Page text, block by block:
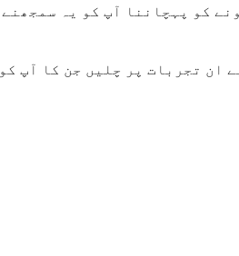
کو پہچاننا آپ کو یہ
ان تجربات پر چلیں جن کا آپ